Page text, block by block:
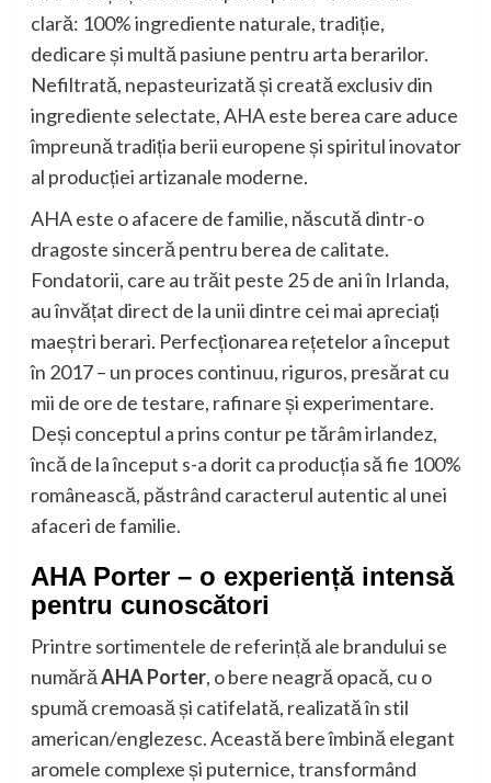
clară: 100% ingrediente naturale, tradiție,
dedicare și multă pasiune pentru arta berarilor.
Nefiltrată, nepasteurizată și creată exclusiv din
ingrediente selectate, AHA este berea care aduce
împreună tradiția berii europene și spiritul inovator
al producției artizanale moderne.
AHA este o afacere de familie, născută dintr-o
dragoste sinceră pentru berea de calitate.
Fondatorii, care au trăit peste 25 de ani în Irlanda,
au învățat direct de la unii dintre cei mai apreciați
maeștri berari. Perfecționarea rețetelor a început
în 2017 – un proces continuu, riguros, presărat cu
mii de ore de testare, rafinare și experimentare.
Deși conceptul a prins contur pe tărâm irlandez,
încă de la început s-a dorit ca producția să fie 100%
românească, păstrând caracterul autentic al unei
afaceri de familie.
AHA Porter – o experiență intensă
pentru cunoscători
Printre sortimentele de referință ale brandului se
numărăAHA Porter, o bere neagră opacă, cu o
spumă cremoasă și catifelată, realizată în stil
american/englezesc. Această bere îmbină elegant
aromele complexe și puternice, transformând